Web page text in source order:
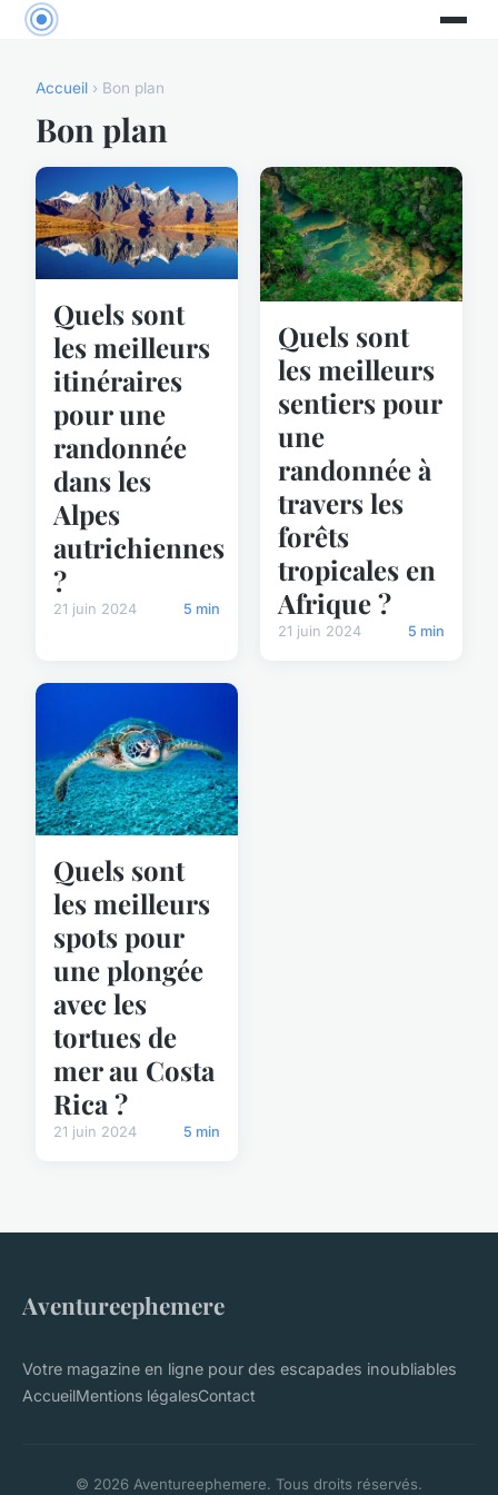
Accueil › Bon plan
Bon plan
Quels sont
les meilleurs
itinéraires
pour une
randonnée
dans les
Alpes
autrichiennes
?
21 juin 2024 5 min
Quels sont
les meilleurs
sentiers pour
une
randonnée à
travers les
forêts
tropicales en
Afrique ?
21 juin 2024 5 min
Quels sont
les meilleurs
spots pour
une plongée
avec les
tortues de
mer au Costa
Rica ?
21 juin 2024 5 min
Aventureephemere
Votre magazine en ligne pour des escapades inoubliables
AccueilMentions légalesContact
© 2026 Aventureephemere. Tous droits réservés.